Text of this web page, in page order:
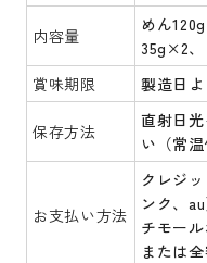
内容量
めん
35g×2
賞味期限
製造日
保存方法
直射日
い（常温
お支払い方法
クレジ
ンク、
チモー
または